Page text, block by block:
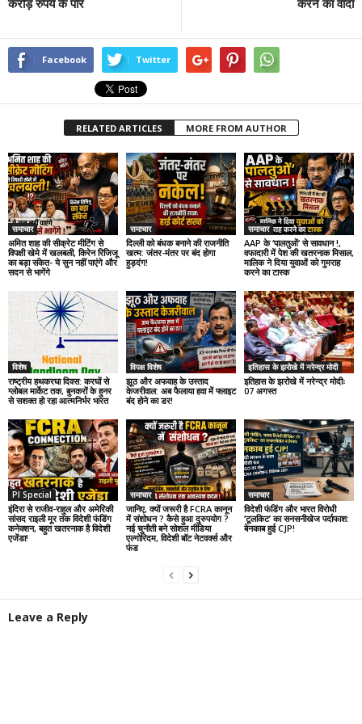
करोड़ रुपये के पार करने का वादा
Facebook Twitter
RELATED ARTICLES MORE FROM AUTHOR
समाचार
अमित शाह की सीक्रेट मीटिंग से
विपक्षी खेमे में खलबली, किरेन रिजिजू
का बड़ा संकेत- ये सुन नहीं पाएंगे और
सदन से भागेंगे
समाचार
दिल्ली को बंधक बनाने की राजनीति
खत्म: जंतर-मंतर पर बंद होगा
हुड़दंग!
समाचार
AAP के ‘पालतुओं’ से सावधान !,
वफादारी में पेश की खतरनाक मिसाल,
मालिक ने दिया युवाओं को गुमराह
करने का टास्क
विशेष
राष्ट्रीय हथकरघा दिवस: करघों से
ग्लोबल मार्केट तक, बुनकरों के हुनर
से सशक्त हो रहा आत्मनिर्भर भारत
विपक्ष विशेष
झूठ और अफवाह के उस्ताद
केजरीवाल: अब फैलाया हवा में फ्लाइट
बंद होने का डर!
इतिहास के झरोखे में नरेन्द्र मोदी
इतिहास के झरोखे में नरेन्द्र मोदीः
07 अगस्त
PI Special
इंदिरा से राजीव-राहुल और अमेरिकी
सांसद राइली मूर तक विदेशी फंडिंग
कनेक्शन, बहुत खतरनाक है विदेशी
एजेंडा!
समाचार
जानिए, क्यों जरूरी है FCRA कानून
में संशोधन ? कैसे हुआ दुरुपयोग ?
नई चुनौती बने सोशल मीडिया
एल्गोरिदम, विदेशी बॉट नेटवर्क्स और
फंड
समाचार
विदेशी फंडिंग और भारत विरोधी
‘टूलकिट’ का सनसनीखेज पर्दाफाश:
बेनकाब हुई CJP!
Leave a Reply